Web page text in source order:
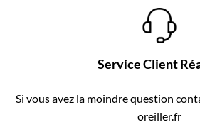
Service Client
Si vous avez la moindre question
oreiller.fr